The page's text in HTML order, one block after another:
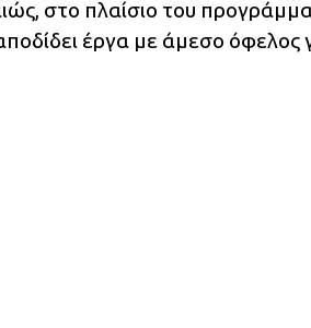
στο πλαίσιο του
έργα με άμεσο όφελος